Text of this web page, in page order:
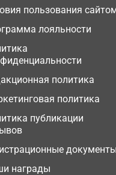
пользования
лояльности
политика
политика
публикации
документы
награды